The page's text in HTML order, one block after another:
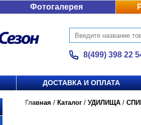
Фотогалерея
8(499) 398 22
ДОСТАВКА И ОПЛАТА
Главная / Каталог / УДИЛИЩА /